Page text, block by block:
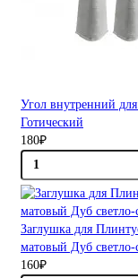
Угол внутренний
Готический
180₽
Заглушка для
матовый Дуб светло-
160₽